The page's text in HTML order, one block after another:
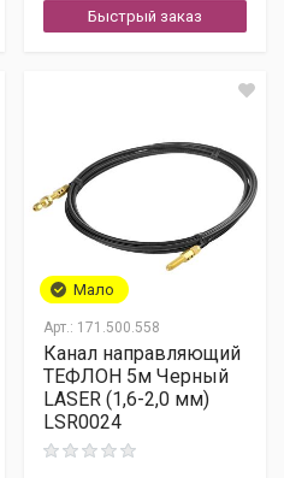
дней
62-72
Быстрый заказ
Мало
Арт.: 171.500.558
Канал направляющий
ТЕФЛОН 5м Черный
LASER (1,6-2,0 мм)
LSR0024